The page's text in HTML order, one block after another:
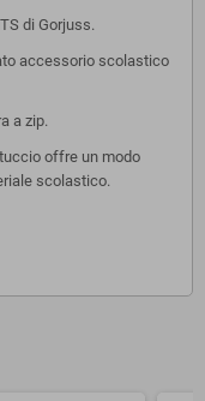
di Gorjuss.
accessorio scolastico
a zip.
offre un modo
scolastico.